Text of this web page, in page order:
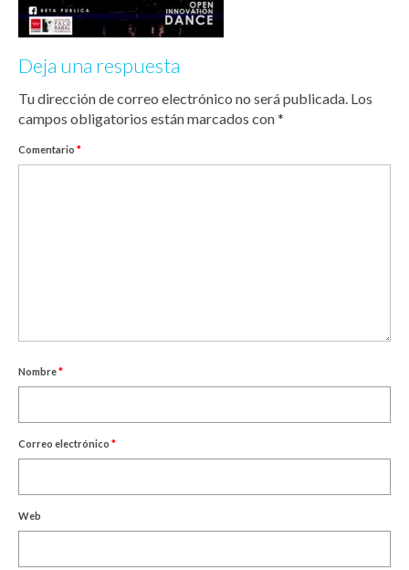
Deja una respuesta
Tu dirección de correo electrónico no será publicada. Los
campos obligatorios están marcados con*
Comentario *
Nombre*
Correo electrónico *
Web